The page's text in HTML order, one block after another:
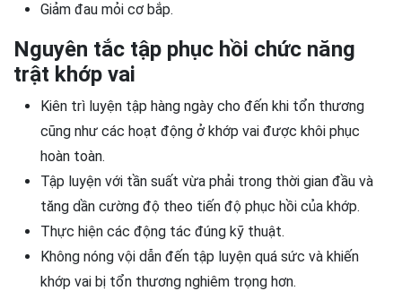
Giảm đau mỏi cơ bắp.
Nguyên tắc tập phục hồi chức năng
trật khớp vai
Kiên trì luyện tập hàng ngày cho đến khi tổn thương
cũng như các hoạt động ở khớp vai được khôi phục
hoàn toàn.
Tập luyện với tần suất vừa phải trong thời gian đầu và
tăng dần cường độ theo tiến độ phục hồi của khớp.
Thực hiện các động tác đúng kỹ thuật.
Không nóng vội dẫn đến tập luyện quá sức và khiến
khớp vai bị tổn thương nghiêm trọng hơn.